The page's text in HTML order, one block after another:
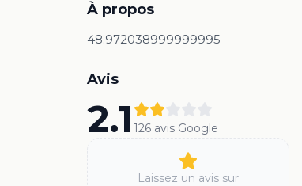
À propos
48.972038999999995
Avis
2.1 126 avis Google
Laissez un avis sur